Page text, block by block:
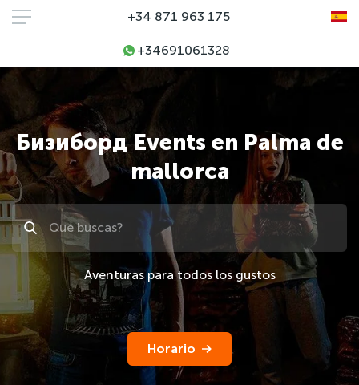
+34 871 963 175
+34691061328
Бизиборд Events en Palma de
mallorca
Поиск
Aventuras para todos los gustos
Horario